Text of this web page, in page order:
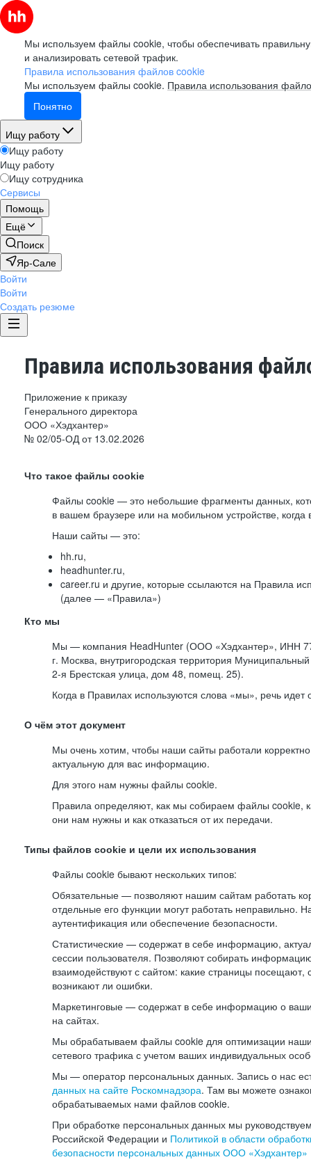
Мы используем файлы cookie, чтобы обеспечивать
и анализировать сетевой трафик.
Правила использования файлов cookie
Мы используем файлы cookie. Правила использования
Понятно
Ищу работу
Ищу работу
Ищу работу
Ищу сотрудника
Сервисы
Помощь
Ещё
Поиск
Яр-Сале
Войти
Войти
Создать резюме
Правила использования
Приложение к приказу
Генерального директора
ООО «Хэдхантер»
№ 02/05-ОД от 13.02.2026
Что такое файлы cookie
Файлы cookie — это небольшие фрагменты данных,
в вашем браузере или на мобильном устройстве,
Наши сайты — это:
hh.ru,
headhunter.ru,
career.ru и другие, которые ссылаются на Правила
(далее — «Правила»)
Кто мы
Мы — компания HeadHunter (ООО «Хэдхантер», ИНН
г. Москва, внутригородская территория Муниципальный
2-я Брестская улица, дом 48, помещ. 25).
Когда в Правилах используются слова «мы», речь
О чём этот документ
Мы очень хотим, чтобы наши сайты работали
актуальную для вас информацию.
Для этого нам нужны файлы cookie.
Правила определяют, как мы собираем файлы cookie,
они нам нужны и как отказаться от их передачи.
Типы файлов cookie и цели их использования
Файлы cookie бывают нескольких типов:
Обязательные — позволяют нашим сайтам работать
отдельные его функции могут работать неправильно.
аутентификация или обеспечение безопасности.
Статистические — содержат в себе информацию,
сессии пользователя. Позволяют собирать
взаимодействуют с сайтом: какие страницы посещают,
возникают ли ошибки.
Маркетинговые — содержат в себе информацию о
на сайтах.
Мы обрабатываем файлы cookie для оптимизации
сетевого трафика с учетом ваших индивидуальных
Мы — оператор персональных данных. Запись о нас
данных на сайте Роскомнадзора. Там вы можете
обрабатываемых нами файлов cookie.
При обработке персональных данных мы
Российской Федерации и Политикой в области
безопасности персональных данных ООО «Хэдхантер»